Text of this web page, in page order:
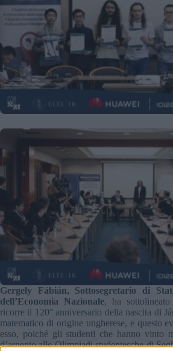
Gergely Fábián, Sottosegretario di
dell’Economia Nazionale, ha sottolineato
ricorre il 120° anniversario della nascita di
matematico di origine ungherese, e questo
esso, poiché gli studenti che hanno vinto
d’argento alle Olimpiadi studentesche di